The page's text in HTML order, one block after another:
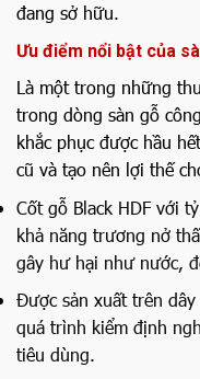
đang sở hữu.
Ưu điểm nổi bật của
Là một trong những
trong dòng sàn gỗ
khắc phục được hầu
cũ và tạo nên lợi thế
Cốt gỗ Black HDF với
khả năng trương nở
gây hư hại như nước,
Được sản xuất trên
quá trình kiểm định
tiêu dùng.